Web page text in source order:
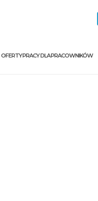
OFERTY PRACY DLA PRACOWNIKÓW